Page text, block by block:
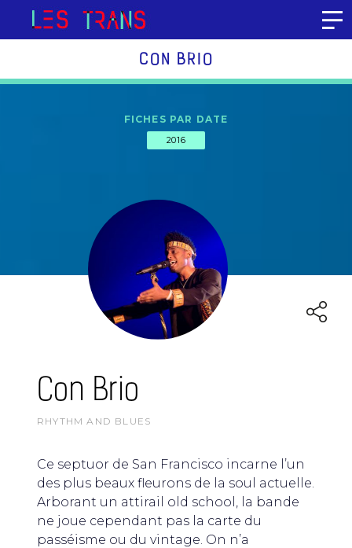
Aller au contenu
CON BRIO
FICHES PAR DATE
2016
Con Brio
RHYTHM AND BLUES
Ce septuor de San Francisco incarne l’un
des plus beaux fleurons de la soul actuelle.
Arborant un attirail old school, la bande
ne joue cependant pas la carte du
passéisme ou du vintage. On n’a